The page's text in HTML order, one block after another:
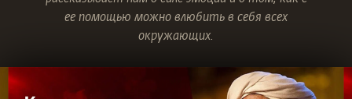
ее помощью можно влюбить в себя всех
окружающих.